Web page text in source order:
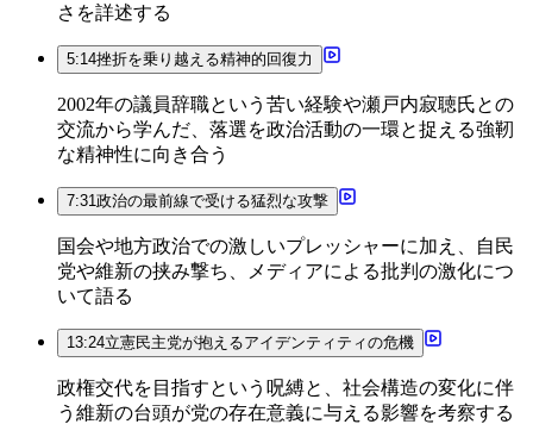
さを詳述する
5:14挫折を乗り越える精神的回復力
2002年の議員辞職という苦い経験や瀬戸内寂聴氏との
交流から学んだ、落選を政治活動の一環と捉える強靭
な精神性に向き合う
7:31政治の最前線で受ける猛烈な攻撃
国会や地方政治での激しいプレッシャーに加え、自民
党や維新の挟み撃ち、メディアによる批判の激化につ
いて語る
13:24立憲民主党が抱えるアイデンティティの危機
政権交代を目指すという呪縛と、社会構造の変化に伴
う維新の台頭が党の存在意義に与える影響を考察する